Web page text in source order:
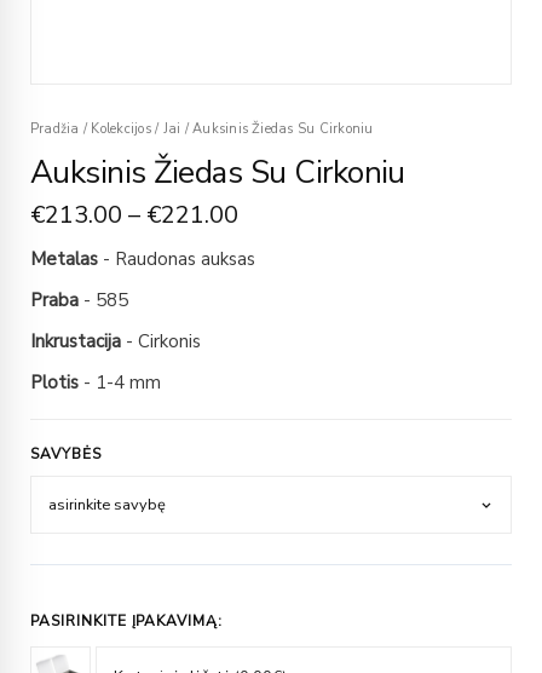
Pradžia / Kolekcijos / Jai /Auksinis Žiedas Su Cirkoniu
Auksinis Žiedas Su Cirkoniu
€213.00 – €221.00
Metalas - Raudonas auksas
Praba - 585
Inkrustacija - Cirkonis
Plotis - 1-4 mm
SAVYBĖS
PASIRINKITE ĮPAKAVIMĄ: